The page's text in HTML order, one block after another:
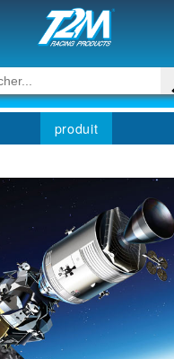
produit